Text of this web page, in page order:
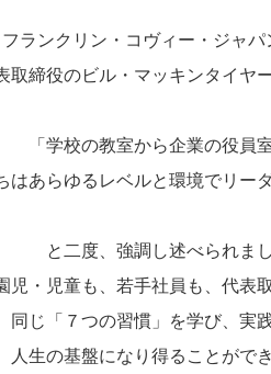
フランクリン・コヴィー・ジャパ
取締役のビル・マッキンタイヤ
「学校の教室から企業の役員
はあらゆるレベルと環境でリー
と二度、強調し述べられまし
児・児童も、若手社員も、代表
同じ「７つの習慣」を学び、実
人生の基盤になり得ることがで